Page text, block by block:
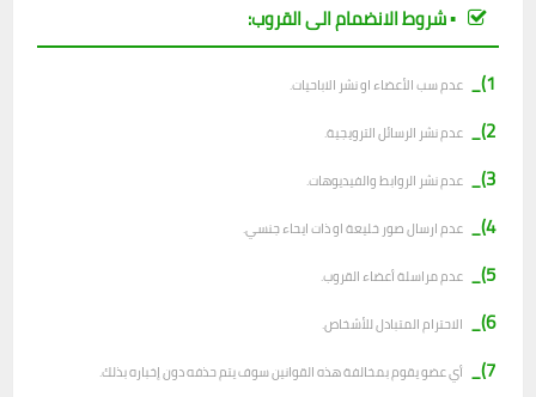
▪︎ شروط الانضمام الى القروب:
1)_
عدم سب الأعضاء او نشر الاباحيات.
2)_ عدم نشر الرسائل الترويجية.
3)_ عدم نشر الروابط والفيديوهات.
4)_ عدم ارسال صور خليعة او ذات ايحاء جنسي.
5)_ عدم مراسلة أعضاء القروب.
6)_ الاحترام المتبادل للأشخاص.
7)_ أي عضو يقوم بمخالفة هذه القوانين سوف يتم حذفه دون إخباره بذلك.